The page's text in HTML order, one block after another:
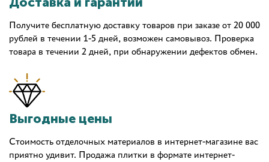
Получите бесплатную доставку товаров при заказе от 20 000
рублей в течении 1-5 дней, возможен самовывоз. Проверка
товара в течении 2 дней, при обнаружении дефектов обмен.
Выгодные цены
Стоимость отделочных материалов в интернет-магазине вас
приятно удивит. Продажа плитки в формате интернет-